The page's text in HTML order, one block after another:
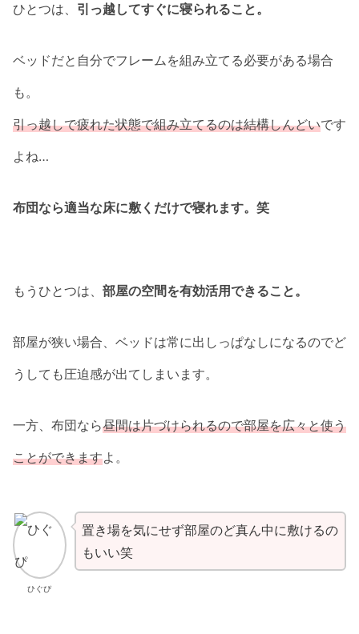
ひとつは、 引っ越してすぐに寝られること。
ベッドだと自分でフレームを組み立てる必要がある場合
も。
引っ越しで疲れた状態で組み立てるのは結構しんどいです
よね…
布団なら適当な床に敷くだけで寝れます。笑
もうひとつは、 部屋の空間を有効活用できること。
部屋が狭い場合、ベッドは常に出しっぱなしになるのでど
うしても圧迫感が出てしまいます。
一方、布団なら昼間は片づけられるので部屋を広々と使う
ことができますよ。
ひぐぴ
置き場を気にせず部屋のど真ん中に敷けるの
もいい笑